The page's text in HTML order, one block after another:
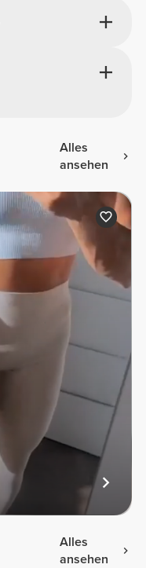
Alles
ansehen
Alles
ansehen